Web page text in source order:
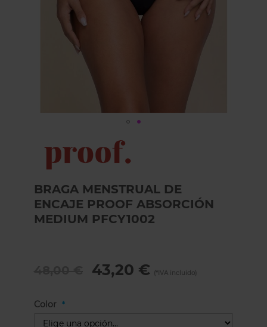
BRAGA MENSTRUAL DE
ENCAJE PROOF ABSORCIÓN
MEDIUM PFCY1002
43,20 €
Color
beginning
images
gallery